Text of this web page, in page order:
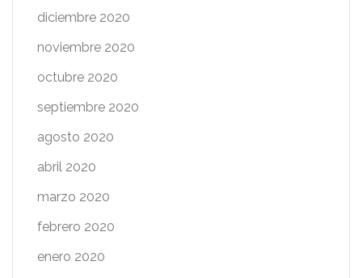
diciembre 2020
noviembre 2020
octubre 2020
septiembre 2020
agosto 2020
abril 2020
marzo 2020
febrero 2020
enero 2020